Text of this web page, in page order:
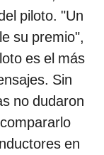
piloto. "Un
su premio",
es el más
Sin
no dudaron
en